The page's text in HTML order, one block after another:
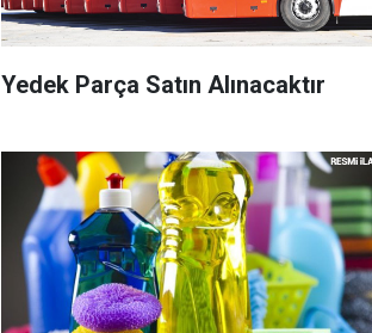
Yedek Parça Satın Alınacaktır